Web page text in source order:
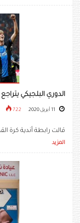
الدوري البلجيكي
722
قالت رابطة أندية كرة
المزيد